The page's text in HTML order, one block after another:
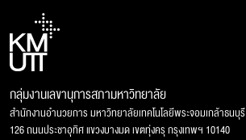
กลุ่มงานเลขานุการสภามหาวิทยาลัย
สำนักงานอำนวยการ มหาวิทยาลัยเทคโนโลยีพระจอมเกล้าธนบุรี
126 ถนนประชาอุทิศ แขวงบางมด เขตทุ่งครุ กรุงเทพฯ 10140